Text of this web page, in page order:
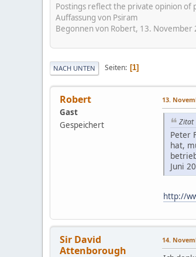
Postings reflect the private opinion of
Auffassung von Psiram
Begonnen von Robert, 13. November
NACH UNTEN Seiten 1
Robert
Gast
Gespeichert
13.
Zitat
Peter
hat,
Juni
http://
Sir David
Attenborough
14.